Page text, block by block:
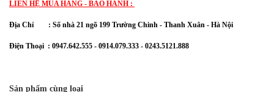
LIÊN HỆ MUA HÀNG - BẢO HÀNH :
Địa Chỉ : Số nhà 21 ngõ 199 Trường Chinh - Thanh Xuân - Hà Nội
Điện Thoại : 0947.642.555 - 0914.079.333 - 0243.5121.888
Sản phẩm cùng loại